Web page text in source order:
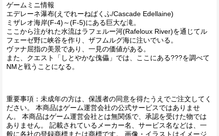
ゲームミニ情報
エデレーネ瀑布(えでれーねばくふ/Cascade Edellaine)
ミザレオ海岸(F-4)～(F-5)にある巨大な滝。
ここから注がれた水流はラフェルー河(Rafeloux River)を通じてル
フェーゼ野に峡谷を作り、ザフムルグ海に注いでいる。
ヴァナ屈指の美景であり、一見の価値がある。
また、クエスト「しとやかな傀儡」では、ここにある???を調べて
NMと戦うことになる。
重要事項：未成年の方は、保護者の同意を得たうえでご注文してく
ださい。 本商品はゲーム運営会社の公式サービスではありませ
ん。 本商品はゲーム運営会社とは無関係で、承認を受けた物では
ありません。 記載されているメーカー名、サービス名などは、一
般に各社の登録商標または商標です。 画像・イラストはイメージ